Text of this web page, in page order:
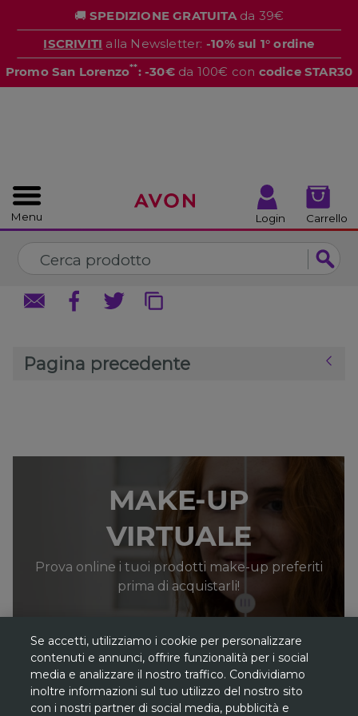
🚚 SPEDIZIONE GRATUITAda 39€
ISCRIVITI alla Newsletter: -10% sul 1° ordine
Promo San Lorenzo**: -30€da 100€ con codice STAR30
Menu Login Carrello
Pagina precedente
MAKE-UP
VIRTUALE
Prova online i tuoi prodotti make-up preferiti
prima di acquistarli!
Gli sconti sono riferiti alprezzo più basso
CHIUDI CHIUDI
Se accetti, utilizziamo i cookie per personalizzare
contenuti e annunci, offrire funzionalità per i social
media e analizzare il nostro traffico. Condividiamo
inoltre informazioni sul tuo utilizzo del nostro sito
con i nostri partner di social media, pubblicità e